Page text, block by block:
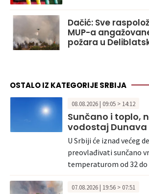
Dačić: Sve
MUP-a
požara u
OSTALO IZ KATEGORIJE SRBIJA
08.08.2026 | 09:05 > 14:12
Sunčano i toplo,
vodostaj Dunava
U Srbiji će iznad većeg
preovlađivati sunčano
temperaturom od 32
07.08.2026 | 19:56 > 07:51